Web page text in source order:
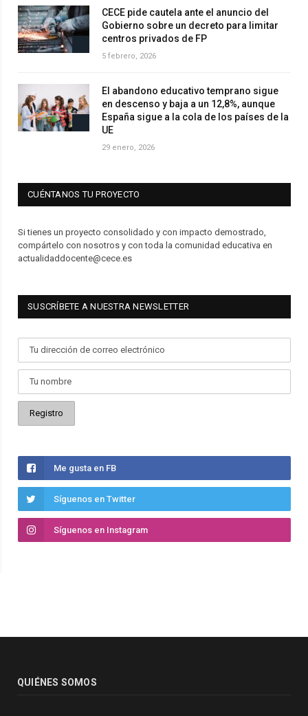
CECE pide cautela ante el anuncio del
Gobierno sobre un decreto para limitar
centros privados de FP
5 febrero, 2026
El abandono educativo temprano sigue
en descenso y baja a un 12,8%, aunque
España sigue a la cola de los países de la
UE
29 enero, 2026
CUÉNTANOS TU PROYECTO
Si tienes un proyecto consolidado y con impacto demostrado,
compártelo con nosotros y con toda la comunidad educativa en
actualidaddocente@cece.es
SUSCRÍBETE A NUESTRA NEWSLETTER
Me gusta en FB
Síguenos en Twitter
Síguenos en Instagram
QUIÉNES SOMOS